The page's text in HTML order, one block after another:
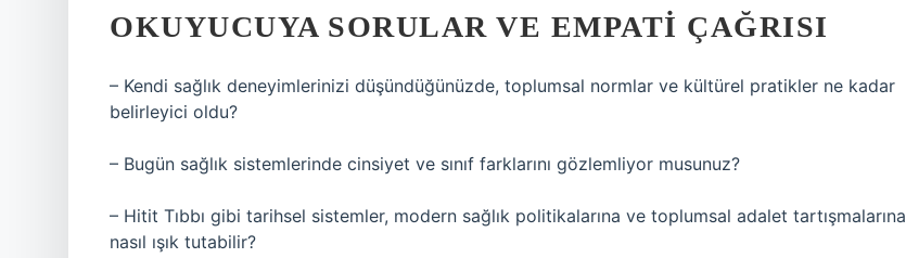
OKUYUCUYA SORULAR VE EMPATI ÇAĞRISI
– Kendi sağlık deneyimlerinizi düşündüğünüzde, toplumsal normlar ve kültürel pratikler ne kadar
belirleyici oldu?
– Bugün sağlık sistemlerinde cinsiyet ve sınıf farklarını gözlemliyor musunuz?
– Hitit Tıbbı gibi tarihsel sistemler, modern sağlık politikalarına ve toplumsal adalet tartışmalarına
nasıl ışık tutabilir?